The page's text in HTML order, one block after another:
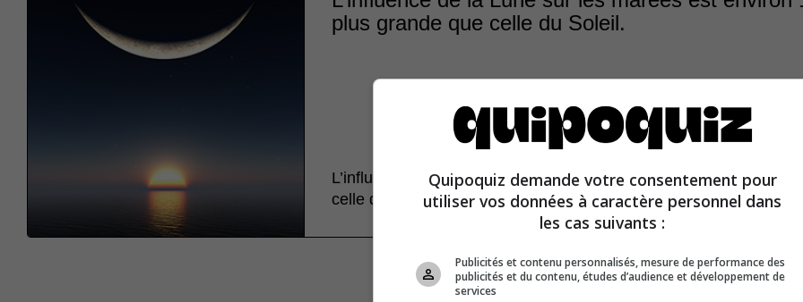
plus grande que celle du Soleil.
L’influence de la Lune sur les marées est environ 2,2 fois plus
celle du Soleil.
Quipoquiz demande votre consentement pour
utiliser vos données à caractère personnel dans
les cas suivants :
Publicités et contenu personnalisés, mesure de performance des
publicités et du contenu, études d’audience et développement de
services